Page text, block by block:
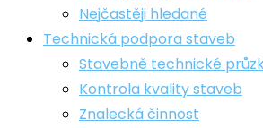
Nejčastěji hledané
Technická podpora staveb
Stavebně technické
Kontrola kvality staveb
Znalecká činnost